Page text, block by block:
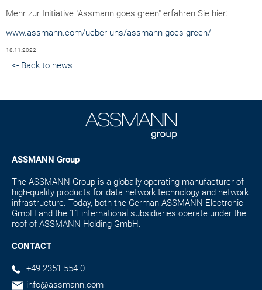
Mehr zur Initiative "Assmann goes green" erfahren Sie hier:
www.assmann.com/ueber-uns/assmann-goes-green/
18.11.2022
<- Back to news
ASSMANN Group
The ASSMANN Group is a globally operating manufacturer of
high-quality products for data network technology and network
infrastructure. Today, both the German ASSMANN Electronic
GmbH and the 11 international subsidiaries operate under the
roof of ASSMANN Holding GmbH.
CONTACT
+49 2351 554 0
info@assmann.com